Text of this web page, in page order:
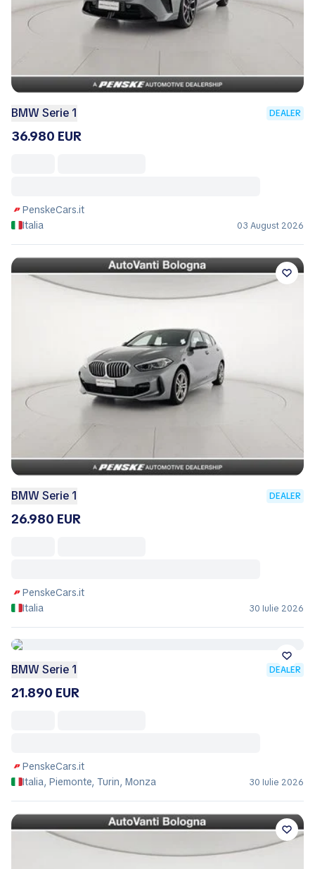
BMW Serie 1 DEALER
36.980 EUR
PenskeCars.it
Italia
03 August 2026
BMW Serie 1 DEALER
26.980 EUR
PenskeCars.it
Italia
30 Iulie 2026
BMW Serie 1 DEALER
21.890 EUR
PenskeCars.it
Italia, Piemonte, Turin, Monza
30 Iulie 2026